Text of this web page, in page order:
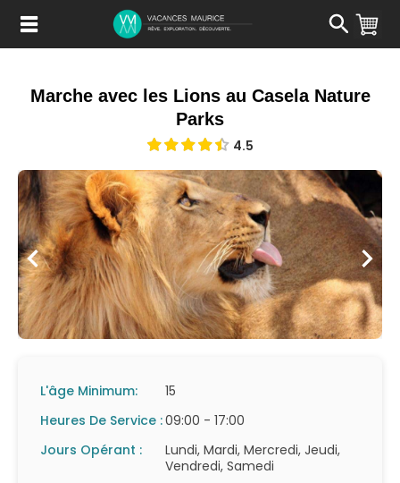
Contenu
Marche avec les Lions au Casela Nature
Parks
4.5
L'âge Minimum:
15
Heures De Service :09:00 - 17:00
Jours Opérant :
Lundi, Mardi, Mercredi, Jeudi,
Vendredi, Samedi